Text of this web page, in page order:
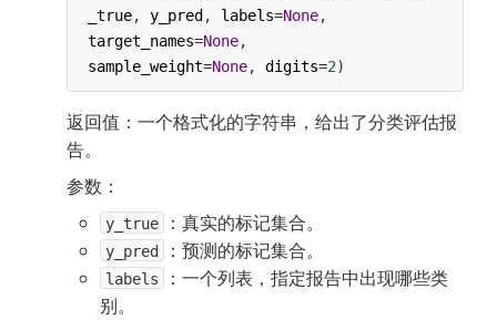
_true, y_pred , labels=None
target_names=None,
sample_weight=None, digits=2)
返回值：一个格式化的字符串，给出了分类评估报
告。
参数：
y_true ：真实的标记集合。
y_pred ：预测的标记集合。
labels
：一个列表，指定报告中出现哪些类
别。